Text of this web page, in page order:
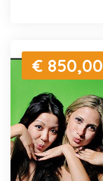
€ 850,00